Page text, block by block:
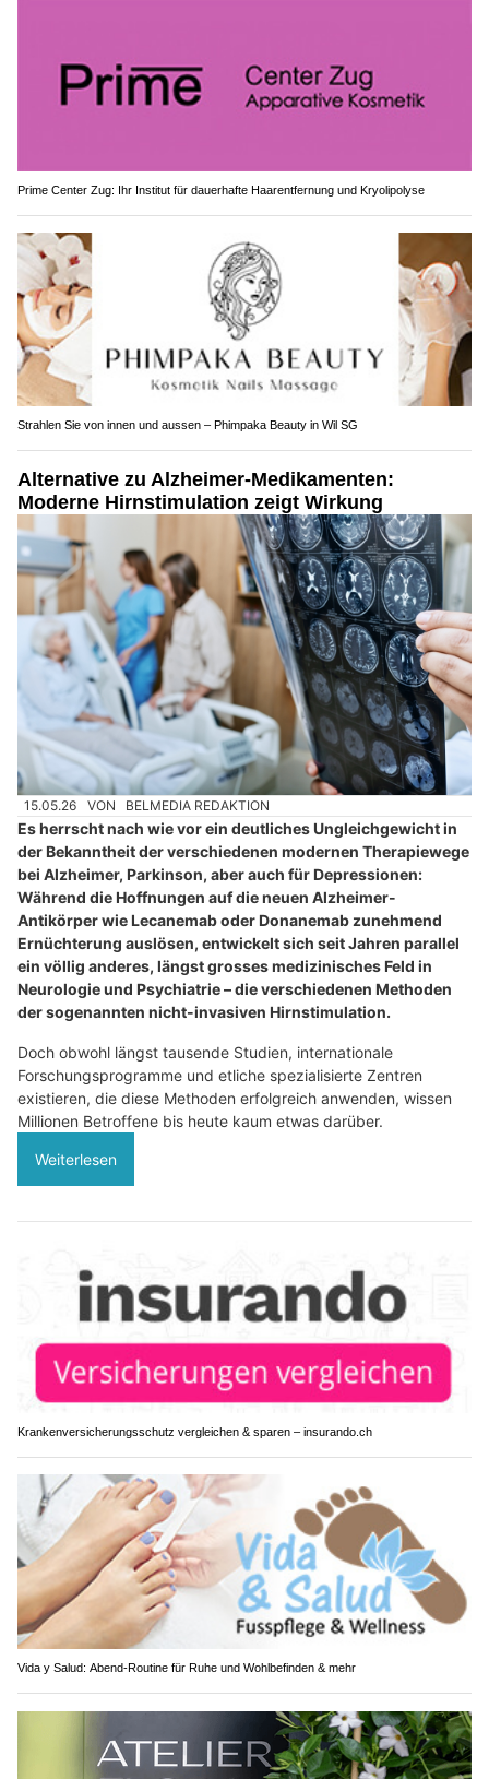
Prime Center Zug: Ihr Institut für dauerhafte Haarentfernung und Kryolipolyse
Strahlen Sie von innen und aussen – Phimpaka Beauty in Wil SG
Alternative zu Alzheimer-Medikamenten:
Moderne Hirnstimulation zeigt Wirkung
15.05.26 VON BELMEDIA REDAKTION
Es herrscht nach wie vor ein deutliches Ungleichgewicht in
der Bekanntheit der verschiedenen modernen Therapiewege
bei Alzheimer, Parkinson, aber auch für Depressionen:
Während die Hoffnungen auf die neuen Alzheimer-
Antikörper wie Lecanemab oder Donanemab zunehmend
Ernüchterung auslösen, entwickelt sich seit Jahren parallel
ein völlig anderes, längst grosses medizinisches Feld in
Neurologie und Psychiatrie – die verschiedenen Methoden
der sogenannten nicht-invasiven Hirnstimulation.
Doch obwohl längst tausende Studien, internationale
Forschungsprogramme und etliche spezialisierte Zentren
existieren, die diese Methoden erfolgreich anwenden, wissen
Millionen Betroffene bis heute kaum etwas darüber.
Weiterlesen
Krankenversicherungsschutz vergleichen & sparen – insurando.ch
Vida y Salud: Abend-Routine für Ruhe und Wohlbefinden & mehr